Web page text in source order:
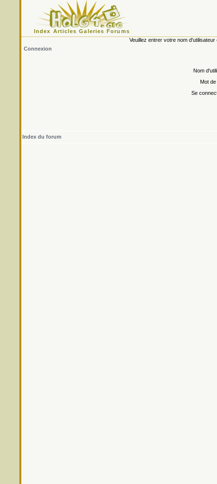
Index Articles Galeries Forums
Veuillez entrer votre nom
Connexion
Nom
Mot
Se
Index du forum